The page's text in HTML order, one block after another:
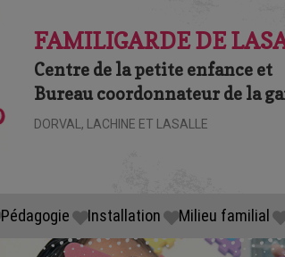
FAMILIGARDE DE
Centre de la petite enfance et
Bureau coordonnateur de la
DORVAL, LACHINE ET LASALLE
Pédagogie Installation Milieu familial